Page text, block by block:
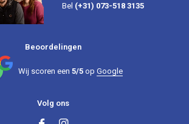
Bel (+31) 073-518 3135
Beoordelingen
Wij scoren een 5/5op Google
Volg ons